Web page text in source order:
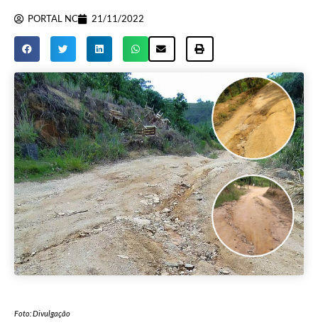
PORTAL NC 21/11/2022
Foto: Divulgação